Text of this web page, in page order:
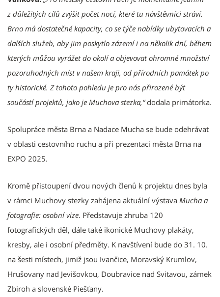
z důležitých cílů zvýšit počet nocí, které tu návštěvníci stráví.
Brno má dostatečné kapacity, co se týče nabídky ubytovacích a
dalších služeb, aby jim poskytlo zázemí i na několik dní, během
kterých můžou vyrážet do okolí a objevovat ohromné množství
pozoruhodných míst v našem kraji, od přírodních památek po
ty historické. Z tohoto pohledu je pro nás přirozené být
součástí projektů, jako je Muchova stezka,“dodala primátorka.
Spolupráce města Brna a Nadace Mucha se bude odehrávat
v oblasti cestovního ruchu a při prezentaci města Brna na
EXPO 2025.
Kromě přistoupení dvou nových členů k projektu dnes byla
v rámci Muchovy stezky zahájena aktuální výstava Mucha a
fotografie: osobní vize. Představuje zhruba 120
fotografických děl, dále také ikonické Muchovy plakáty,
kresby, ale i osobní předměty. K navštívení bude do 31. 10.
na šesti místech, jimiž jsou Ivančice, Moravský Krumlov,
Hrušovany nad Jevišovkou, Doubravice nad Svitavou, zámek
Zbiroh a slovenské Piešťany.